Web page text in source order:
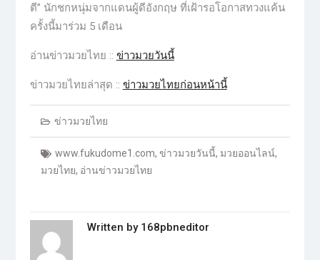
ตี” นักชกหนุ่มจากแดนผู้ดีอังกฤษ ที่เฝ้ารอโอกาสทวงแค้น
ครั้งนี้มาร่วม 5 เดือน
อ่านข่าวมวยไทย :: ข่าวมวยวันนี้
ข่าวมวยไทยล่าสุด :: ข่าวมวยไทยก่อนหน้านี้
ข่าวมวยไทย
www.fukudome1.com, ข่าวมวยวันนี้, มวยออนไลน์,
มวยไทย, อ่านข่าวมวยไทย
Written by 168pbneditor